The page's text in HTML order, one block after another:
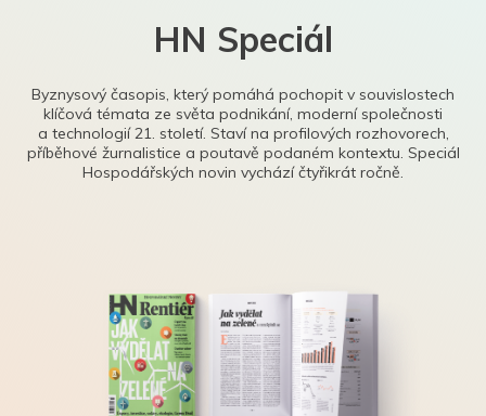
HN Speciál
Byznysový časopis, který pomáhá pochopit v souvislostech
klíčová témata ze světa podnikání, moderní společnosti
a technologií 21. století. Staví na profilových rozhovorech,
příběhové žurnalistice a poutavě podaném kontextu. Speciál
Hospodářských novin vychází čtyřikrát ročně.